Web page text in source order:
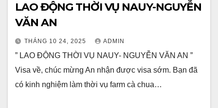
LAO ĐỘNG THỜI VỤ NAUY-NGUYỄN
VĂN AN
THÁNG 10 24, 2025 ADMIN
” LAO ĐỘNG THỜI VỤ NAUY- NGUYỄN VĂN AN ”
Visa về, chúc mừng An nhận được visa sớm. Bạn đã
có kinh nghiệm làm thời vụ farm cà chua…